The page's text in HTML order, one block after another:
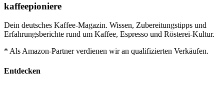
kaffeepioniere
Dein deutsches Kaffee-Magazin. Wissen, Zubereitungstipps und
Erfahrungsberichte rund um Kaffee, Espresso und Rösterei-Kultur.
* Als Amazon-Partner verdienen wir an qualifizierten Verkäufen.
Entdecken